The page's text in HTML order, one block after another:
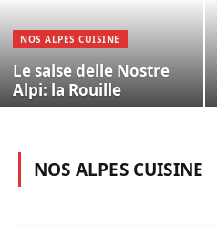
NOS ALPES CUISINE
Le salse delle Nostre
Alpi: la Rouille
NOS ALPES CUISINE